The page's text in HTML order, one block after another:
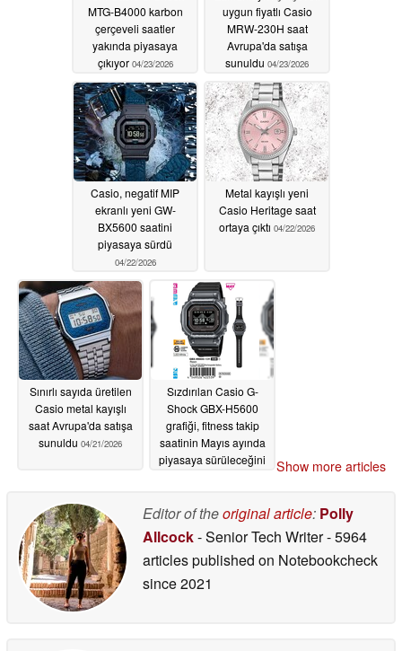
MTG-B4000 karbon
çerçeveli saatler
yakında piyasaya
çıkıyor 04/23/2026
uygun fiyatlı Casio
MRW-230H saat
Avrupa'da satışa
sunuldu 04/23/2026
Casio, negatif MIP
ekranlı yeni GW-
BX5600 saatini
piyasaya sürdü
04/22/2026
Metal kayışlı yeni
Casio Heritage saat
ortaya çıktı 04/22/2026
Sınırlı sayıda üretilen
Casio metal kayışlı
saat Avrupa'da satışa
sunuldu 04/21/2026
Sızdırılan Casio G-
Shock GBX-H5600
grafiği, fitness takip
saatinin Mayıs ayında
piyasaya sürüleceğini
Show more articles
Editor of theoriginal article: Polly
Allcock- Senior Tech Writer- 5964
articles published on Notebookcheck
since 2021